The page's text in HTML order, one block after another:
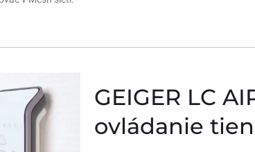
GEIGER LC
ovládanie